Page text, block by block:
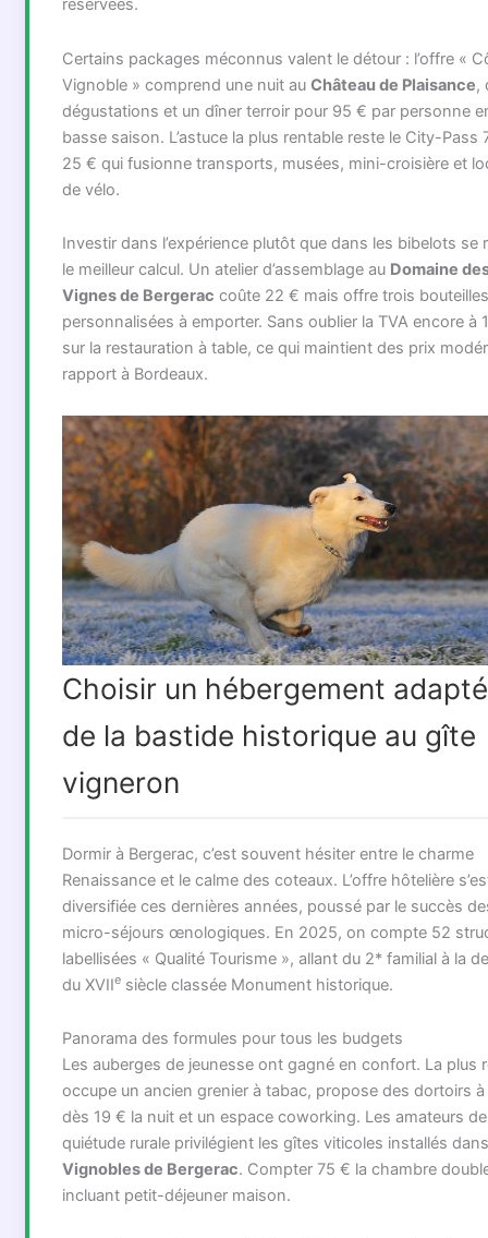
réservées.
Certains packages méconnus valent le détour : l’offre «
Vignoble » comprend une nuit au Château de Plaisance,
dégustations et un dîner terroir pour 95 € par personne
basse saison. L’astuce la plus rentable reste le City-Pass
25 € qui fusionne transports, musées, mini-croisière et
de vélo.
Investir dans l’expérience plutôt que dans les bibelots se
le meilleur calcul. Un atelier d’assemblage au Domaine
Vignes de Bergerac coûte 22 € mais offre trois bouteilles
personnalisées à emporter. Sans oublier la TVA encore à
sur la restauration à table, ce qui maintient des prix
rapport à Bordeaux.
Choisir un hébergement
de la bastide historique au gîte
vigneron
Dormir à Bergerac, c’est souvent hésiter entre le charme
Renaissance et le calme des coteaux. L’offre hôtelière
diversifiée ces dernières années, poussé par le succès
micro-séjours œnologiques. En 2025, on compte 52
labellisées « Qualité Tourisme », allant du 2* familial à la
du XVIIesiècle classée Monument historique.
Panorama des formules pour tous les budgets
Les auberges de jeunesse ont gagné en confort. La plus
occupe un ancien grenier à tabac, propose des dortoirs
dès 19 € la nuit et un espace coworking. Les amateurs de
quiétude rurale privilégient les gîtes viticoles installés
Vignobles de Bergerac. Compter 75 € la chambre
incluant petit-déjeuner maison.